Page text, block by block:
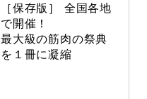
［保存版］ 全国各地
で開催！
最大級の筋肉の祭典
を１冊に凝縮